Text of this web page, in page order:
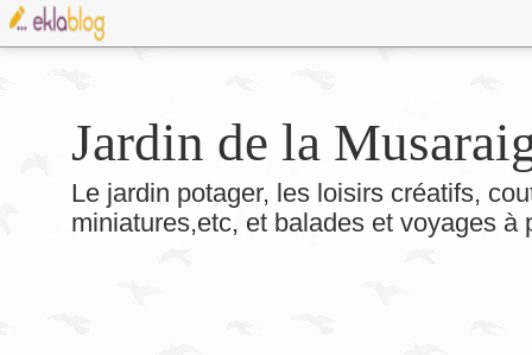
Jardin de la
Le jardin potager, les loisirs créatifs,
miniatures,etc, et balades et voyages